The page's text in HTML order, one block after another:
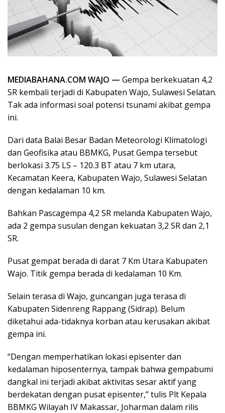
MEDIABAHANA.COM WAJO — Gempa berkekuatan 4,2
SR kembali terjadi di Kabupaten Wajo, Sulawesi Selatan.
Tak ada informasi soal potensi tsunami akibat gempa
ini.
Dari data Balai Besar Badan Meteorologi Klimatologi
dan Geofisika atau BBMKG, Pusat Gempa tersebut
berlokasi 3.75 LS – 120.3 BT atau 7 km utara,
Kecamatan Keera, Kabupaten Wajo, Sulawesi Selatan
dengan kedalaman 10 km.
Bahkan Pascagempa 4,2 SR melanda Kabupaten Wajo,
ada 2 gempa susulan dengan kekuatan 3,2 SR dan 2,1
SR.
Pusat gempat berada di darat 7 Km Utara Kabupaten
Wajo. Titik gempa berada di kedalaman 10 Km.
Selain terasa di Wajo, guncangan juga terasa di
Kabupaten Sidenreng Rappang (Sidrap). Belum
diketahui ada-tidaknya korban atau kerusakan akibat
gempa ini.
“Dengan memperhatikan lokasi episenter dan
kedalaman hiposenternya, tampak bahwa gempabumi
dangkal ini terjadi akibat aktivitas sesar aktif yang
berdekatan dengan pusat episenter,” tulis Plt Kepala
BBMKG Wilayah IV Makassar, Joharman dalam rilis